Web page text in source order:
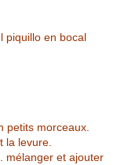
piquillo en bocal
petits morceaux.
la levure.
mélanger et ajouter